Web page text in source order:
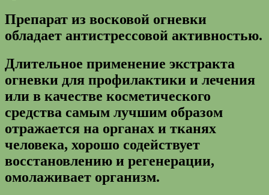
Препарат из восковой огневки
обладает антистрессовой активностью.
Длительное применение экстракта
огневки для профилактики и лечения
или в качестве косметического
средства самым лучшим образом
отражается на органах и тканях
человека, хорошо содействует
восстановлению и регенерации,
омолаживает организм.